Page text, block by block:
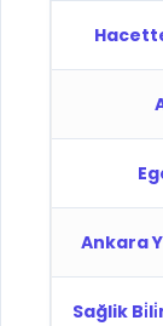
Ankara
Sağlik